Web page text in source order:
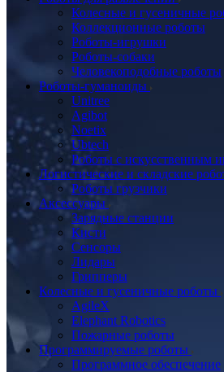
Колесные и гусеничные
Коллекционные роботы
Роботы-игрушки
Роботы-собаки
Человекоподобные роботы
Роботы-гуманоиды
Unitree
Agibot
Noetix
Ubtech
Роботы с искусственным
Логистические и складские
Роботы грузчики
Аксессуары
Зарядные станции
Кисти
Сенсоры
Лидары
Грипперы
Колесные и гусеничные роботы
AgileX
Elephant Robotics
Пожарные роботы
Программируемые роботы
Программное обеспечение